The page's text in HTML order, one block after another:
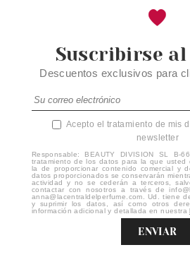
Suscribirse
Descuentos exclusivos para
Acepto el tratamiento de mis
newsletter
Responsable: BEAUTY DIVISION SL B-
tratamiento de los datos para la que usted
la de proporcionar contenido comercial y
datos proporcionados se conservarán
actividad y no se cederán a terceros,
contactar con nosotros a través de
anna@lacentraldelperfume.com. Ud. tiene
y suprimir los datos, así como otros
información adicional y detallada en nuestra
ENVIAR